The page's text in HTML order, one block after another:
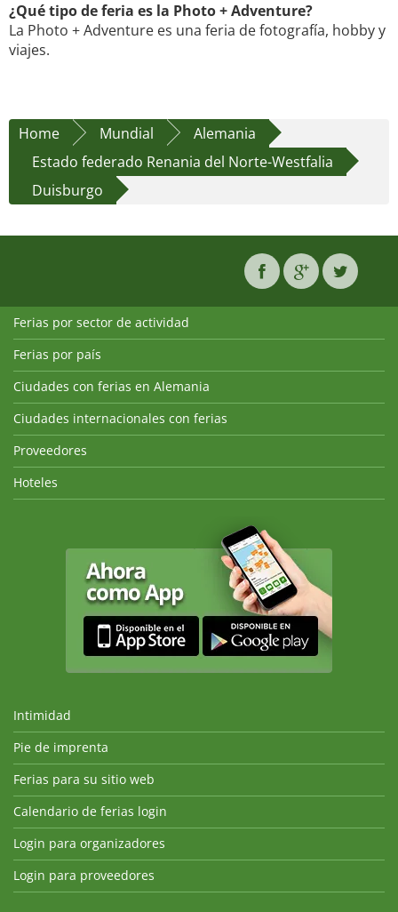
¿Qué tipo de feria es la Photo + Adventure?
La Photo + Adventure es una feria de fotografía, hobby y
viajes.
Home Mundial
Alemania
Estado federado Renania del Norte-Westfalia
Duisburgo
Ferias por sector de actividad
Ferias por país
Ciudades con ferias en Alemania
Ciudades internacionales con ferias
Proveedores
Hoteles
Intimidad
Pie de imprenta
Ferias para su sitio web
Calendario de ferias login
Login para organizadores
Login para proveedores